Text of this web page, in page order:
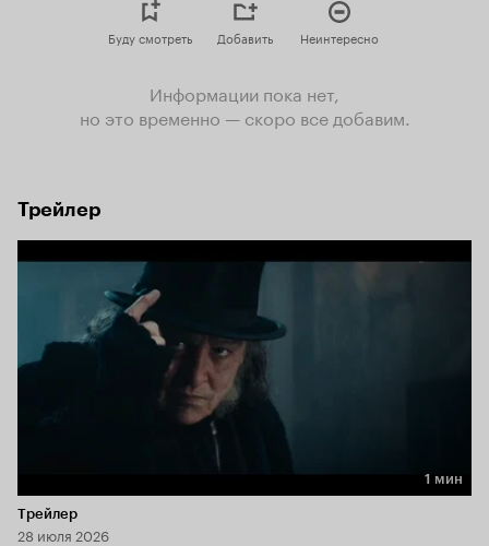
Буду смотреть Добавить Неинтересно
Информации пока нет,
но это временно — скоро все добавим.
Трейлер
Длительность 1 мин
1 мин
Трейлер
28 июля 2026